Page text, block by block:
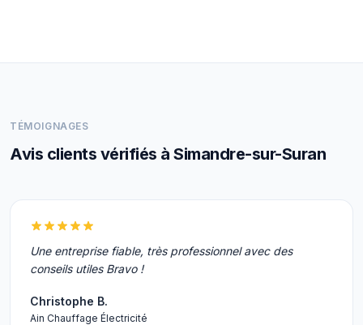
TÉMOIGNAGES
Avis clients vérifiés à Simandre-sur-Suran
Une entreprise fiable, très professionnel avec des
conseils utiles Bravo !
Christophe B.
Ain Chauffage Électricité